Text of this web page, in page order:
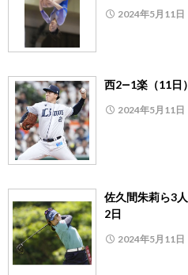
2024年5月11日
西2―1楽（11日
2024年5月11日
佐久間朱莉ら3
2日
2024年5月11日